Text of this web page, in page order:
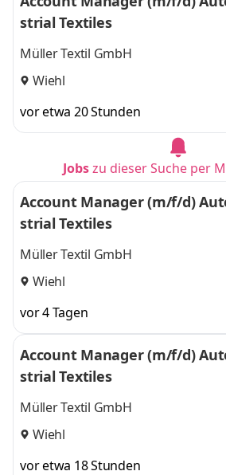
strial Textiles
Müller Textil GmbH
Wiehl
vor etwa 20 Stunden
Jobszu dieser Suche per
Account Manager (m/f/d)
strial Textiles
Müller Textil GmbH
Wiehl
vor 4 Tagen
Account Manager (m/f/d)
strial Textiles
Müller Textil GmbH
Wiehl
vor etwa 18 Stunden